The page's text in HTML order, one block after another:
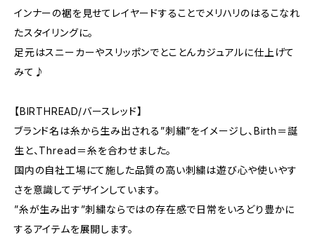
インナーの裾を見せてレイヤードすることでメリハリのはるこなれ
たスタイリングに。
足元はスニーカーやスリッポンでとことんカジュアルに仕上げて
みて♪
【BIRTHREAD/バースレッド】
ブランド名は糸から生み出される”刺繍”をイメージし、Birth＝誕
生と、Thread＝糸を合わせました。
国内の自社工場にて施した品質の高い刺繍は遊び心や使いやす
さを意識してデザインしています。
”糸が生み出す”刺繍ならではの存在感で日常をいろどり豊かに
するアイテムを展開します。